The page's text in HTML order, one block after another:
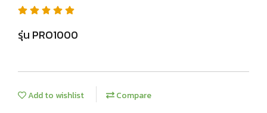
รุ่น PRO1000
Add to wishlist Compare